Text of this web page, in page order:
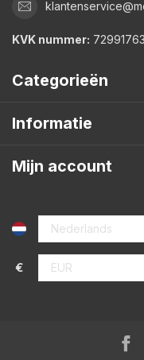
KVK nummer: 72991763
Categorieën
Informatie
Mijn account
€